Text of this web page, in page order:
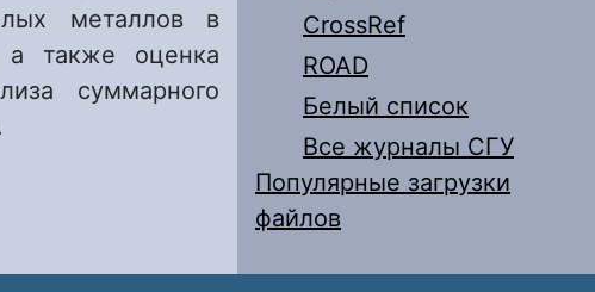
металлов в
также оценка
суммарного
CrossRef
ROAD
Белый список
Все журналы СГУ
Популярные загрузки
файлов